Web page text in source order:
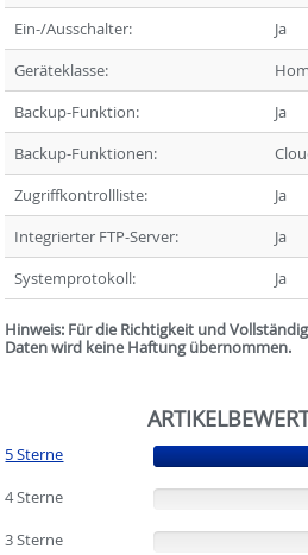
Ein-/Ausschalter:
Ja
Geräteklasse:
Backup-Funktion:
Ja
Backup-Funktionen:
Zugriffkontrollliste:
Ja
Integrierter FTP-Server:
Ja
Systemprotokoll:
Ja
Hinweis: Für die Richtigkeit und
Daten wird keine Haftung übernommen.
5 Sterne
4 Sterne
3 Sterne